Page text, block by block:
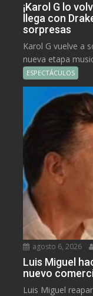
¡Karol G lo
llega con
sorpresas
Karol G vuelve a
nueva etapa
ESPECTÁCULOS
agosto 6, 2026
Luis Miguel
nuevo
Luis Miguel